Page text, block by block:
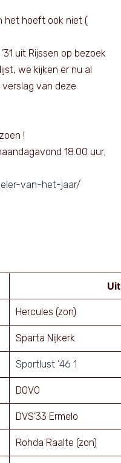
het hoeft ook niet (
uit Rijssen op bezoek
we kijken er nu al
van deze
!
18.00 uur.
van-het-jaar/
Uit
Hercules (zon)
Sparta Nijkerk
Sportlust ’46 1
DOVO
DVS’33 Ermelo
Rohda Raalte (zon)